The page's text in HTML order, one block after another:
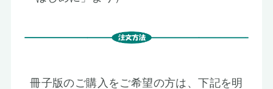
冊子版のご購入をご希望の方は、下記を明